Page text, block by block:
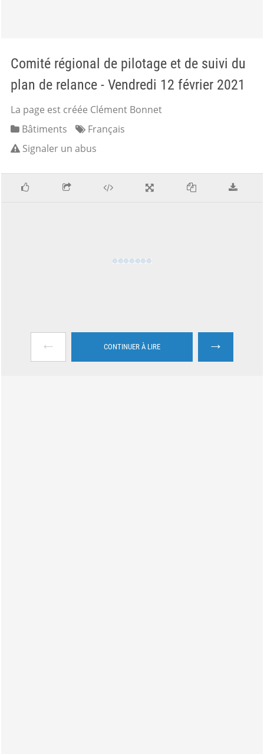
Comité régional de pilotage et de suivi du
plan de relance - Vendredi 12 février 2021
La page est créée Clément Bonnet
Bâtiments
Français
Signaler un abus
← CONTINUER À LIRE →